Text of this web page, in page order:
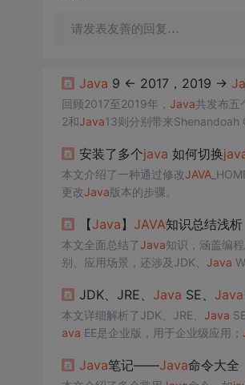
请发表友善的回复…
Java 9 ← 2017，2019 →
回顾2017至2019年， Java共发布五
2和Java13则分别带来Shenandoah
安装了多个java 如何切换
本文介绍了一种通过修改JAVA
更改Java版本的步骤。
【Java】 JAVA知识总结浅析
本文全面总结了Java知识，涵盖编
别、应用场景，还涉及JDK、 Java
JDK、JRE、 Java SE、 Java
本文详细解析了JDK、JRE、 Java
ava EE是企业版，用于企业级应用；
Java笔记——Java命令大全